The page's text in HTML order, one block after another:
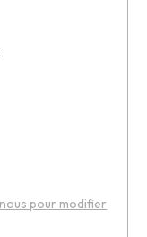
pour modifier